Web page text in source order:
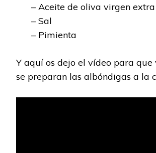
– Aceite de oliva virgen extra
– Sal
– Pimienta
Y aquí os dejo el vídeo para que
se preparan las albóndigas a la